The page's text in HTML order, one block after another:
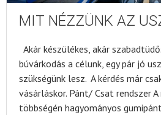
MIT NÉZZÜNK AZ
Akár készülékes, akár
búvárkodás a célunk, egy pár jó
szükségünk lesz. A kérdés már
vásárláskor. Pánt/ Csat rendszer
többségén hagyományos